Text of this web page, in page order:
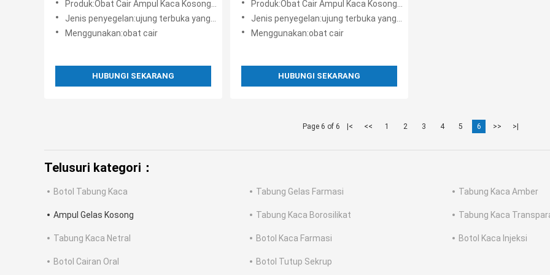
Produk:Obat Cair Ampul Kaca Kosong Dan Amber Kosong
Jenis penyegelan:ujung terbuka yang mudah
Menggunakan:obat cair
HUBUNGI SEKARANG
Produk:Obat Cair Ampul Kaca Kosong Ujung Terbuka Mudah
Jenis penyegelan:ujung terbuka yang mudah
Menggunakan:obat cair
HUBUNGI SEKARANG
Page 6 of 6 |< << 1 2 3 4 5 6 >> >|
Telusuri kategori：
Botol Tabung Kaca Tabung Gelas Farmasi Tabung Kaca Amber
Ampul Gelas Kosong Tabung Kaca Borosilikat Tabung Kaca
Tabung Kaca Netral Botol Kaca Farmasi Botol Kaca Injeksi
Botol Cairan Oral Botol Tutup Sekrup